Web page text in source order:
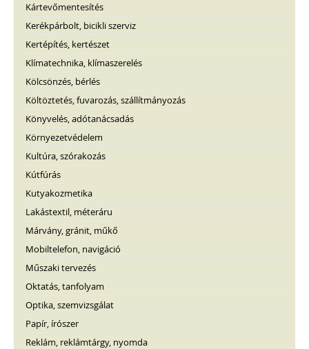
Kártevőmentesítés
Kerékpárbolt, bicikli szerviz
Kertépítés, kertészet
Klímatechnika, klímaszerelés
Kölcsönzés, bérlés
Költöztetés, fuvarozás, szállítmányozás
Könyvelés, adótanácsadás
Környezetvédelem
Kultúra, szórakozás
Kútfúrás
Kutyakozmetika
Lakástextil, méteráru
Márvány, gránit, műkő
Mobiltelefon, navigáció
Műszaki tervezés
Oktatás, tanfolyam
Optika, szemvizsgálat
Papír, írószer
Reklám, reklámtárgy, nyomda